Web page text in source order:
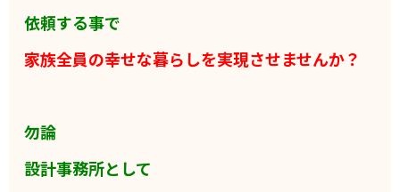
依頼する事で
家族全員の幸せな暮らしを実現させませんか？
勿論
設計事務所として